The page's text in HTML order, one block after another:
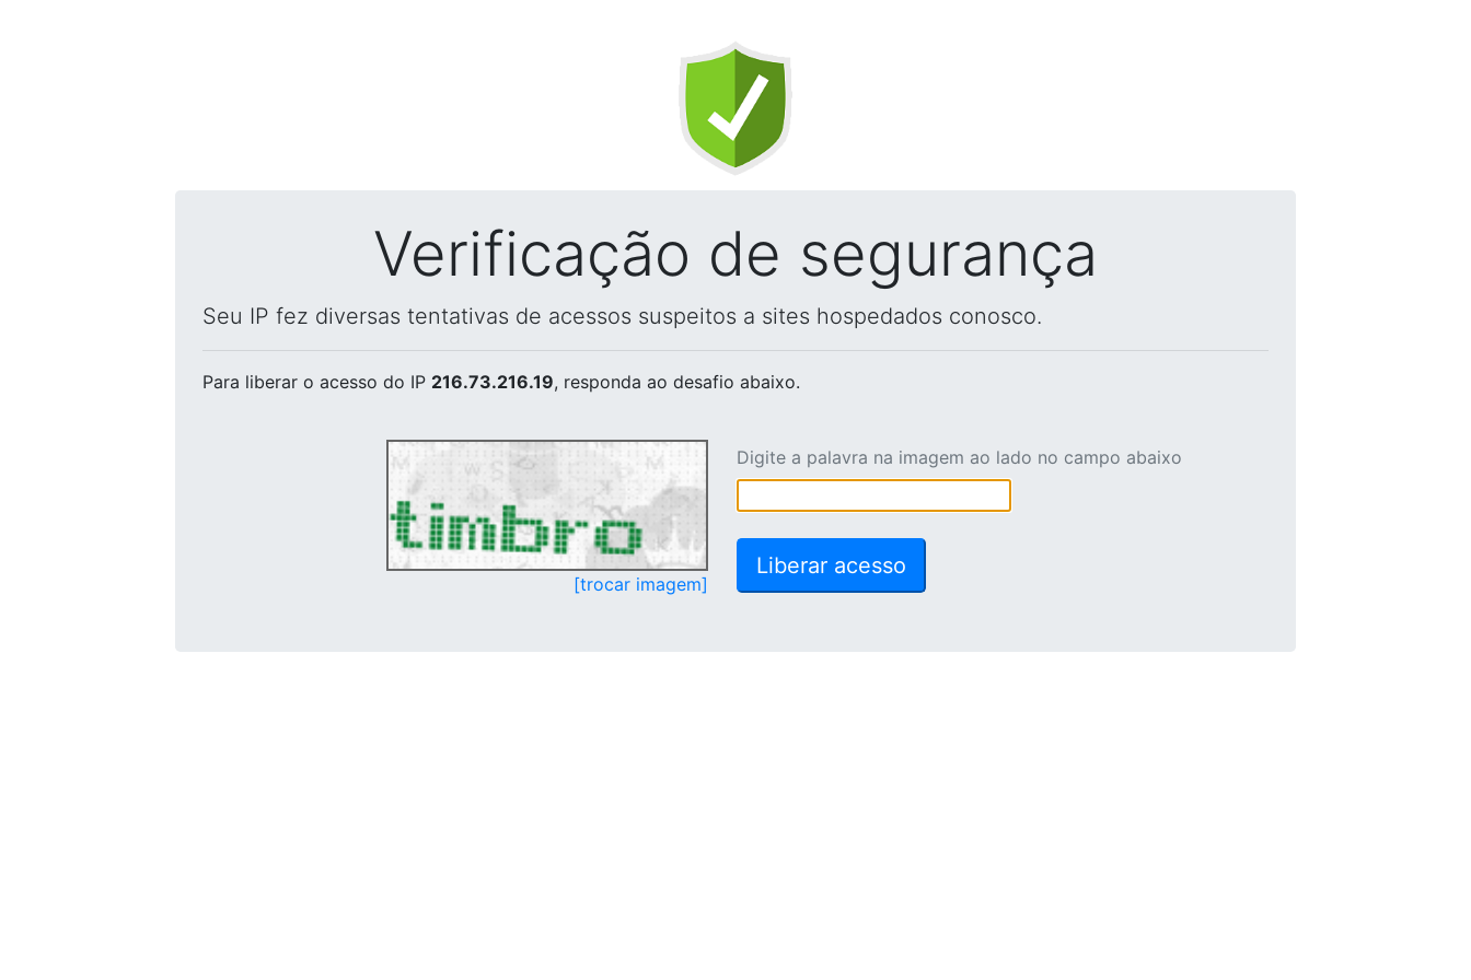
Verificação de segurança
Seu IP fez diversas tentativas de acessos suspeitos a sites hospedados conosco.
Para liberar o acesso do IP 216.73.216.19, responda ao desafio abaixo.
[trocar imagem]
Digite a palavra na imagem ao lado no campo abaixo